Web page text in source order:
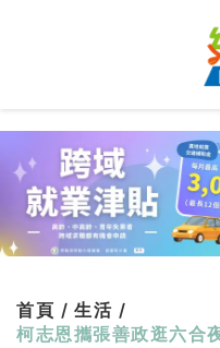
首頁 / 生活 /
柯志恩攜張善政逛六